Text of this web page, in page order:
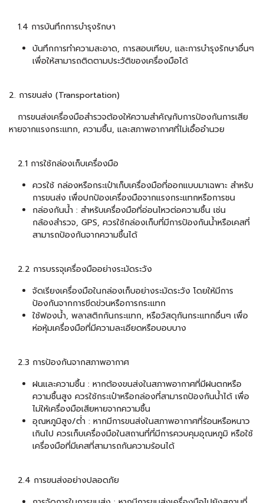
1.4 การบันทึกการบำรุงรักษา
บันทึกการทำความสะอาด, การสอบเทียบ, และการบำรุงรักษาอื่นๆ
เพื่อให้สามารถติดตามประวัติของเครื่องมือได้
2. การขนส่ง (Transportation)
การขนส่งเครื่องมือสำรวจต้องให้ความสำคัญกับการป้องกันการเสีย
หายจากแรงกระแทก, ความชื้น, และสภาพอากาศที่ไม่เอื้ออำนวย
2.1 การใช้กล่องเก็บเครื่องมือ
ควรใช้ กล่องหรือกระเป๋าเก็บเครื่องมือที่ออกแบบมาเฉพาะ สำหรับ
การขนส่ง เพื่อปกป้องเครื่องมือจากแรงกระแทกหรือการชน
กล่องกันน้ำ : สำหรับเครื่องมือที่อ่อนไหวต่อความชื้น เช่น
กล้องสำรวจ, GPS, ควรใช้กล่องเก็บที่มีการป้องกันน้ำหรือเคสที่
สามารถป้องกันจากความชื้นได้
2.2 การบรรจุเครื่องมืออย่างระมัดระวัง
จัดเรียงเครื่องมือในกล่องเก็บอย่างระมัดระวัง โดยให้มีการ
ป้องกันจากการขีดข่วนหรือการกระแทก
ใช้ฟองน้ำ, พลาสติกกันกระแทก, หรือวัสดุกันกระแทกอื่นๆ เพื่อ
ห่อหุ้มเครื่องมือที่มีความละเอียดหรือบอบบาง
2.3 การป้องกันจากสภาพอากาศ
ฝนและความชื้น : หากต้องขนส่งในสภาพอากาศที่มีฝนตกหรือ
ความชื้นสูง ควรใช้กระเป๋าหรือกล่องที่สามารถป้องกันน้ำได้ เพื่อ
ไม่ให้เครื่องมือเสียหายจากความชื้น
อุณหภูมิสูง/ต่ำ : หากมีการขนส่งในสภาพอากาศที่ร้อนหรือหนาว
เกินไป ควรเก็บเครื่องมือในสถานที่ที่มีการควบคุมอุณหภูมิ หรือใช้
เครื่องมือที่มีเคสที่สามารถกันความร้อนได้
2.4 การขนส่งอย่างปลอดภัย